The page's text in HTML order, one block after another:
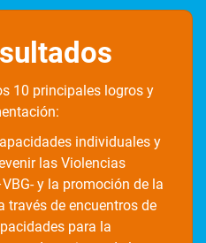
10 principales logros y
individuales y
las Violencias
y la promoción de la
través de encuentros de
para la